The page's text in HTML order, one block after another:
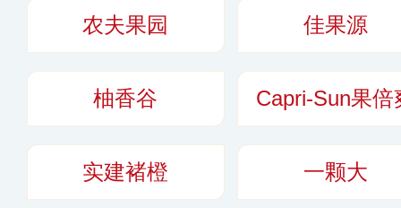
农夫果园 佳果源
柚香谷 Capri-Sun果倍
实建褚橙 一颗大